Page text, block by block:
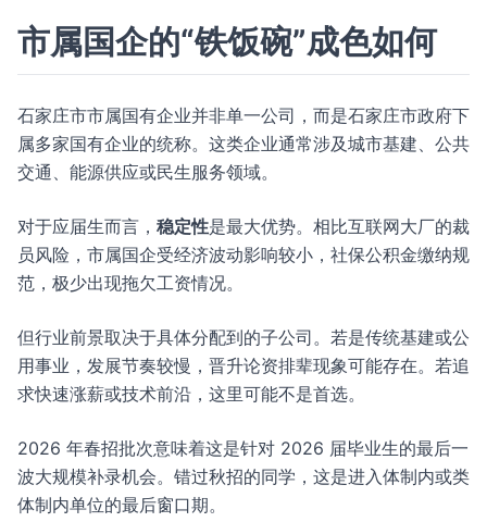
市属国企的“铁饭碗”成色如何
石家庄市市属国有企业并非单一公司，而是石家庄市政府下
属多家国有企业的统称。这类企业通常涉及城市基建、公共
交通、能源供应或民生服务领域。
对于应届生而言， 稳定性是最大优势。相比互联网大厂的裁
员风险，市属国企受经济波动影响较小，社保公积金缴纳规
范，极少出现拖欠工资情况。
但行业前景取决于具体分配到的子公司。若是传统基建或公
用事业，发展节奏较慢，晋升论资排辈现象可能存在。若追
求快速涨薪或技术前沿，这里可能不是首选。
2026 年春招批次意味着这是针对 2026 届毕业生的最后一
波大规模补录机会。错过秋招的同学，这是进入体制内或类
体制内单位的最后窗口期。